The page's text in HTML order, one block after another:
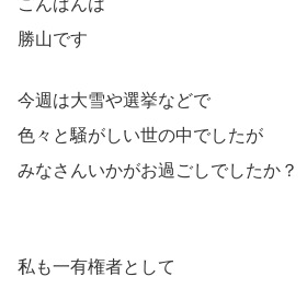
勝山です
今週は大雪や選挙などで
色々と騒がしい世の中でしたが
みなさんいかがお過ごしでしたか？
私も一有権者として